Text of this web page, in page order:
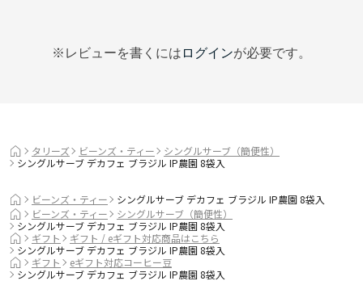
※レビューを書くには ログインが必要です。
タリーズ ビーンズ・ティー
シングルサーブ（簡便性）
シングルサーブ デカフェ ブラジル IP農園 8袋入
ビーンズ・ティー
シングルサーブ デカフェ ブラジル IP農園 8袋入
ビーンズ・ティー
シングルサーブ（簡便性）
シングルサーブ デカフェ ブラジル IP農園 8袋入
ギフト
ギフト / eギフト対応商品はこちら
シングルサーブ デカフェ ブラジル IP農園 8袋入
ギフト
eギフト対応コーヒー豆
シングルサーブ デカフェ ブラジル IP農園 8袋入